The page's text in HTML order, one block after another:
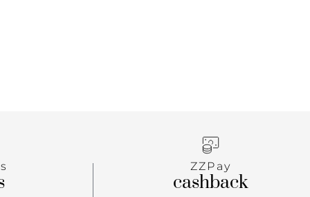
ZZPay
cashback